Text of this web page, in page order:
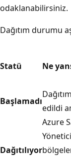
odaklanabilirsiniz.
Dağıtım durumu
Statü Ne
Başlamadı
edildi
Dağıtılıyor
Azure